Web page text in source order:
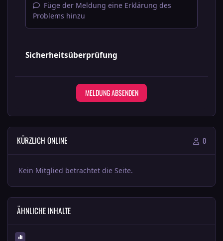
Füge der Meldung eine Erklärung des
Problems hinzu
Sicherheitsüberprüfung
MELDUNG ABSENDEN
KÜRZLICH ONLINE 0
Kein Mitglied betrachtet die Seite.
ÄHNLICHE INHALTE